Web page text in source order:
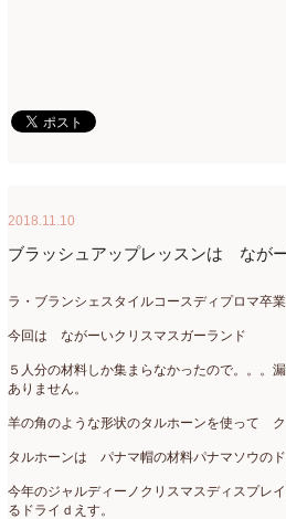
2018.11.10
ブラッシュアップレッスンは なが
ラ・ブランシェスタイルコースディプロマ卒
今回は ながーいクリスマスガーランド
５人分の材料しか集まらなかったので。。。
ありません。
羊の角のような形状のタルホーンを使って ク
タルホーンは パナマ帽の材料パナマソウのド
今年のジャルディーノクリスマスディスプレ
るドライｄえす。